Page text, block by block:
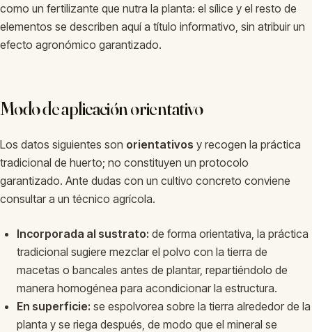
como un fertilizante que nutra la planta: el sílice y el resto de
elementos se describen aquí a título informativo, sin atribuir un
efecto agronómico garantizado.
Modo de aplicación orientativo
Los datos siguientes son orientativos y recogen la práctica
tradicional de huerto; no constituyen un protocolo
garantizado. Ante dudas con un cultivo concreto conviene
consultar a un técnico agrícola.
Incorporada al sustrato: de forma orientativa, la práctica
tradicional sugiere mezclar el polvo con la tierra de
macetas o bancales antes de plantar, repartiéndolo de
manera homogénea para acondicionar la estructura.
En superficie: se espolvorea sobre la tierra alrededor de la
planta y se riega después, de modo que el mineral se